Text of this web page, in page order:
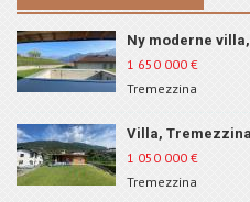
Ny moderne
1 650 000 €
Tremezzina
Villa,
1 050 000 €
Tremezzina